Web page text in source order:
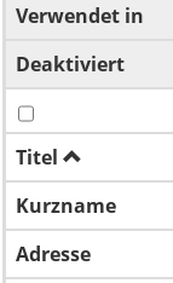
Verwendet in
Deaktiviert
Titel
Kurzname
Adresse